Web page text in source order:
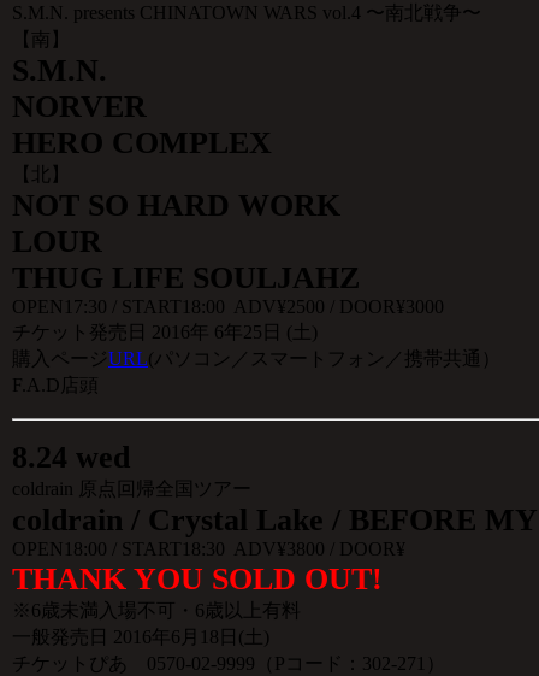
S.M.N. presents CHINATOWN WARS vol.4 〜南北戦争〜
【南】
S.M.N.
NORVER
HERO COMPLEX
【北】
NOT SO HARD WORK
LOUR
THUG LIFE SOULJAHZ
OPEN17:30 / START18:00 ADV¥2500 / DOOR¥3000
チケット発売日 2016年 6年25日 (土)
購入ページURL(パソコン／スマートフォン／携帯共通）
F.A.D店頭
8.24 wed
coldrain 原点回帰全国ツアー
coldrain / Crystal Lake / BEFORE
OPEN18:00 / START18:30 ADV¥3800 / DOOR¥
THANK YOU SOLD OUT!
※6歳未満入場不可・6歳以上有料
一般発売日 2016年6月18日(土)
チケットぴあ 0570-02-9999（Pコード：302-271）